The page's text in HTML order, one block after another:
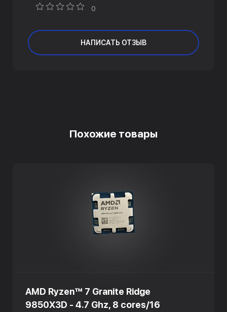
0
НАПИСАТЬ ОТЗЫВ
Похожие товары
AMD Ryzen™ 7 Granite Ridge
9850X3D - 4.7 Ghz, 8 cores/16